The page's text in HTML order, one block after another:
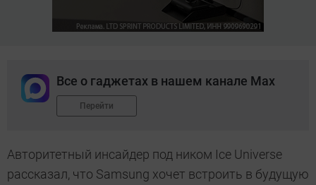
Все о гаджетах в нашем канале Max
Перейти
Авторитетный инсайдер под ником Ice Universe
рассказал, что Samsung хочет встроить в будущую